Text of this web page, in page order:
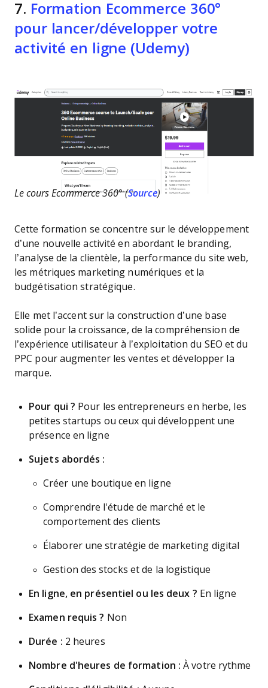
7. Formation Ecommerce 360°
pour lancer/développer votre
activité en ligne (Udemy)
Le cours Ecommerce 360° (Source)
Cette formation se concentre sur le développement
d’une nouvelle activité en abordant le branding,
l’analyse de la clientèle, la performance du site web,
les métriques marketing numériques et la
budgétisation stratégique.
Elle met l’accent sur la construction d’une base
solide pour la croissance, de la compréhension de
l’expérience utilisateur à l’exploitation du SEO et du
PPC pour augmenter les ventes et développer la
marque.
Pour qui ? Pour les entrepreneurs en herbe, les
petites startups ou ceux qui développent une
présence en ligne
Sujets abordés :
Créer une boutique en ligne
Comprendre l'étude de marché et le
comportement des clients
Élaborer une stratégie de marketing digital
Gestion des stocks et de la logistique
En ligne, en présentiel ou les deux ? En ligne
Examen requis ? Non
Durée : 2 heures
Nombre d'heures de formation : À votre rythme